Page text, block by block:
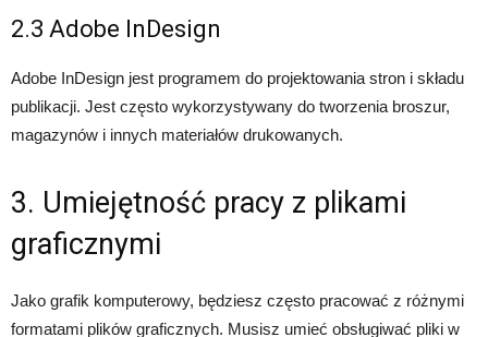
2.3 Adobe InDesign
Adobe InDesign jest programem do projektowania stron i składu
publikacji. Jest często wykorzystywany do tworzenia broszur,
magazynów i innych materiałów drukowanych.
3. Umiejętność pracy z plikami
graficznymi
Jako grafik komputerowy, będziesz często pracować z różnymi
formatami plików graficznych. Musisz umieć obsługiwać pliki w